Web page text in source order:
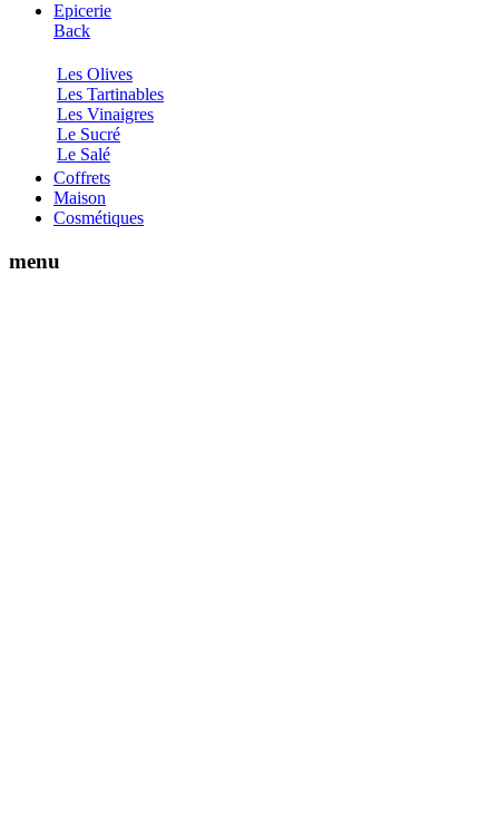
Epicerie
Back
Les Olives
Les Tartinables
Les Vinaigres
Le Sucré
Le Salé
Coffrets
Maison
Cosmétiques
menu